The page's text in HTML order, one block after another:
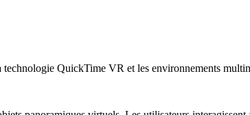
QuickTime VR et les environnements